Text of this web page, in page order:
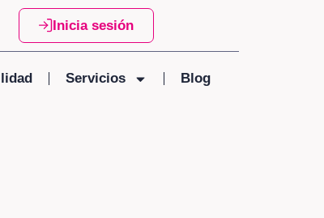
Inicia sesión
Servicios Blog